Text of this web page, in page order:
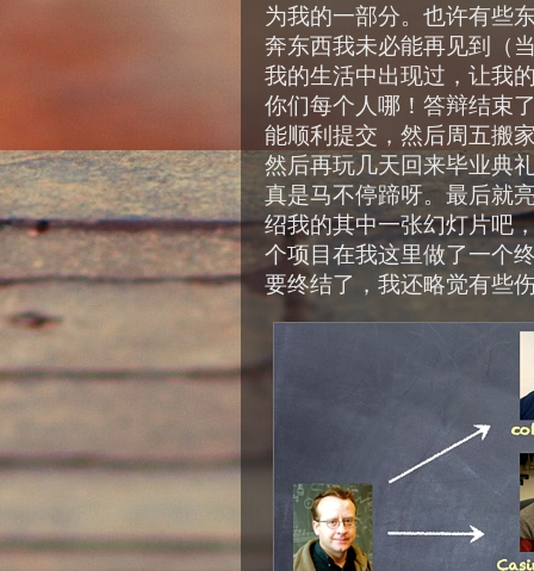
为我的一部分。也许有些
奔东西我未必能再见到（
我的生活中出现过，让我
你们每个人哪！答辩结束
能顺利提交，然后周五搬
然后再玩几天回来毕业典
真是马不停蹄呀。最后就
绍我的其中一张幻灯片吧
个项目在我这里做了一个
要终结了，我还略觉有些